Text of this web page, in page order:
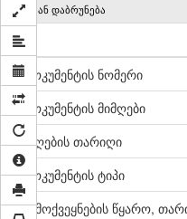
უკან დაბრუნება
დოკუმენტის ნომერი
დოკუმენტის მიმღები
მიღების თარიღი
დოკუმენტის ტიპი
გამოქვეყნების წყარო,